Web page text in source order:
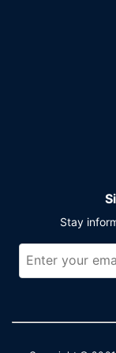
Potrai usufruire
check-in veloce
3300 metri
e 3 sale riunioni.
Stay